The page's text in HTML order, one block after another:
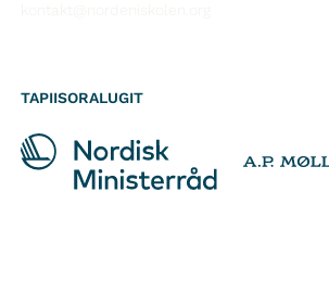
TAPIISORALUGIT